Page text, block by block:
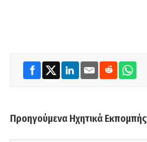
Προηγούμενα Ηχητικά Εκπομπής